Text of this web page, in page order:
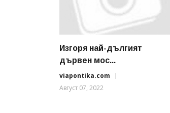
Изгоря най-дългият
дървен мос...
viapontika.com
Август 07, 2022